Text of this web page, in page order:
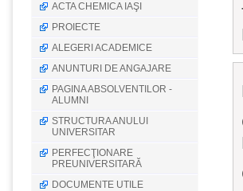
ACTA CHEMICA IAŞI
PROIECTE
ALEGERI ACADEMICE
ANUNTURI DE ANGAJARE
PAGINA ABSOLVENTILOR -
ALUMNI
STRUCTURA ANULUI
UNIVERSITAR
PERFECŢIONARE
PREUNIVERSITARĂ
DOCUMENTE UTILE